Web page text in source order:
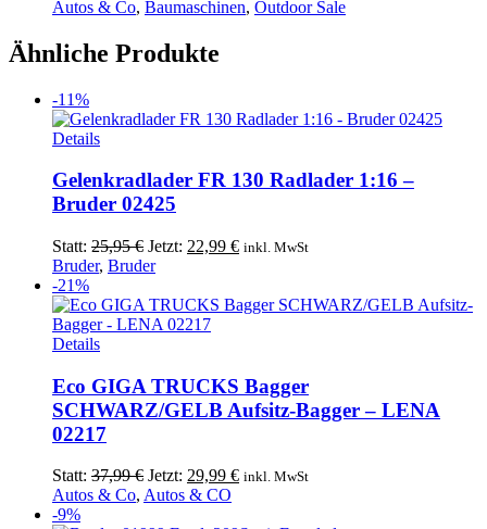
Preis
20,99 €
Preis
Autos & Co, Baumaschinen, Outdoor Sale
Ähnliche Produkte
-11%
Details
Gelenkradlader FR 130 Radlader 1:16 –
Bruder 02425
Statt: 25,95€ Ursprünglicher
Preis
25,95 €
Jetzt: 22,99 €Aktueller
22,99 €.
inkl. MwSt
Bruder, Bruder
-21%
Details
Eco GIGA TRUCKS Bagger
SCHWARZ/GELB Aufsitz-Bagger – LENA
02217
Statt: 37,99€ Ursprünglicher
Preis
Jetzt: 29,99 €Aktueller
inkl. MwSt
Autos & Co, Autos & CO
-9%